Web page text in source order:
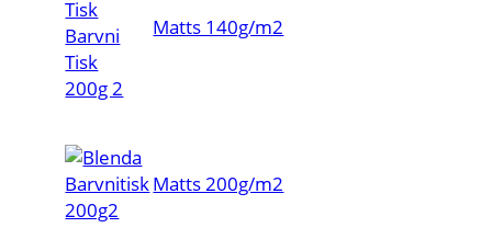
Matts 140g/m2
Matts 200g/m2